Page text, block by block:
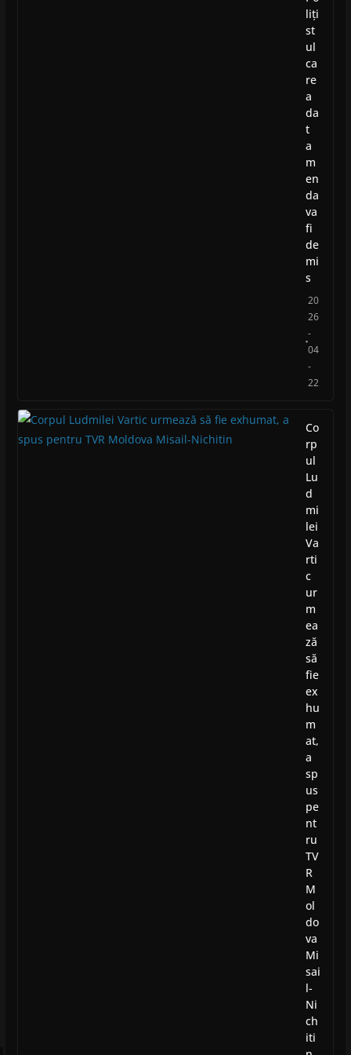
liți
st
ul
ca
re
a
da
t
a
m
en
da
va
fi
de
mi
s
20
26
-
04
-
22
Co
rp
ul
Lu
d
mi
lei
Va
rti
c
ur
m
ea
ză
să
fie
ex
hu
m
at,
a
sp
us
pe
nt
ru
TV
R
M
ol
do
va
Mi
sai
l-
Ni
ch
iti